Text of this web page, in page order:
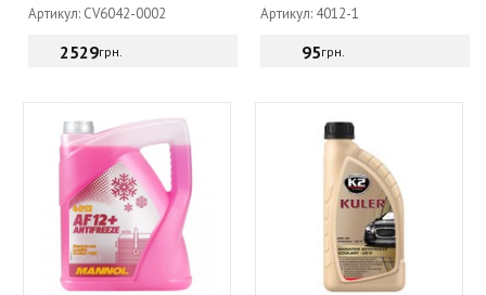
Артикул: CV6042-0002
2529грн.
Артикул: 4012-1
95грн.